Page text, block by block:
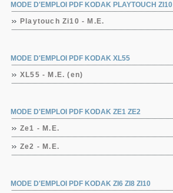
MODE D'EMPLOI PDF KODAK PLAYTOUCH ZI10
Playtouch Zi10 - M.E.
MODE D'EMPLOI PDF KODAK XL55
XL55 - M.E. (en)
MODE D'EMPLOI PDF KODAK ZE1 ZE2
Ze1 - M.E.
Ze2 - M.E.
MODE D'EMPLOI PDF KODAK ZI6 ZI8 ZI10